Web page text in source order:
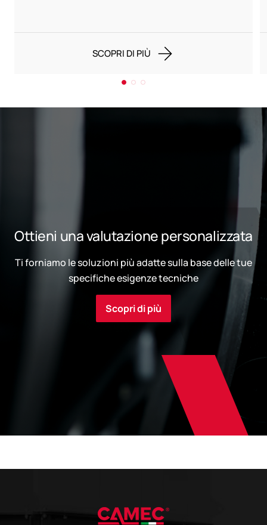
SCOPRI DI PIÙ
Ottieni una valutazione personalizzata
Ti forniamo le soluzioni più adatte sulla base delle tue
specifiche esigenze tecniche
Scopri di più